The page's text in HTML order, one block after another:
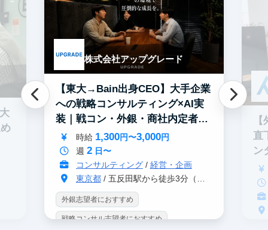
株式会社アップグレード
【東大→Bain出身CEO】大手企業
への戦略コンサルティング×AI実
装｜戦コン・外銀・商社内定者多
数
時給 1,300円〜3,000円
週 2日〜
コンサルティング/ 経営・企画
東京都/ 五反田駅から徒歩3分（大崎駅から徒歩8分）
外銀志望者におすすめ
戦略コンサル志望者におすすめ
直
ン